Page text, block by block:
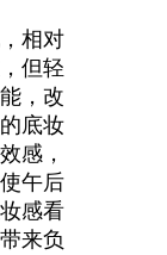
相对
但轻
，改
底妆
感，
午后
感看
来负